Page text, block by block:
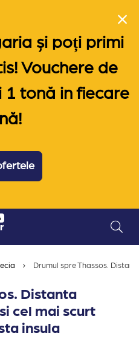
și poți primi
Vouchere de
1 tonă in fiecare
Drumul spre Thassos.
Distanta
cel mai scurt
insula